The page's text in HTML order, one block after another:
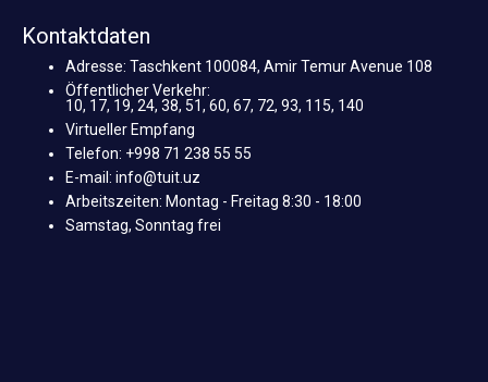
Kontaktdaten
Adresse: Taschkent 100084, Amir Temur Avenue 108
Öffentlicher Verkehr:
10, 17, 19, 24, 38, 51, 60, 67, 72, 93, 115, 140
Virtueller Empfang
Telefon: +998 71 238 55 55
E-mail: info@tuit.uz
Arbeitszeiten: Montag - Freitag 8:30 - 18:00
Samstag, Sonntag frei